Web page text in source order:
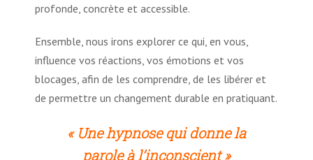
Douleurs et hypnose
Fibromyalgie et hypnose
profonde, concrète et accessible.
Ensemble, nous irons explorer ce qui, en vous,
influence vos réactions, vos émotions et vos
blocages, afin de les comprendre, de les libérer et
de permettre un changement durable en pratiquant.
« Une hypnose qui donne la
parole à l’inconscient »